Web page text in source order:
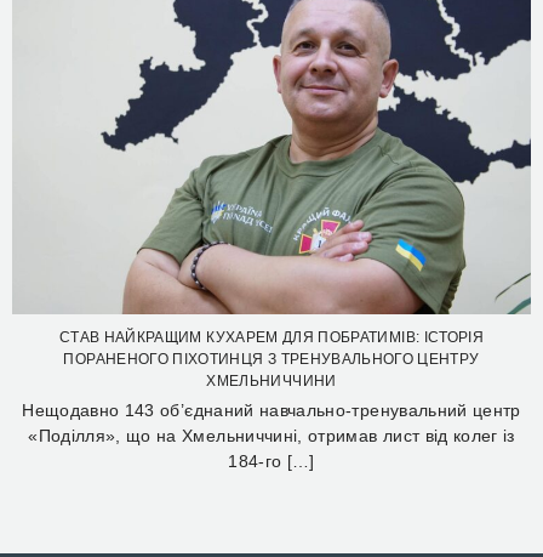
СТАВ НАЙКРАЩИМ КУХАРЕМ ДЛЯ ПОБРАТИМІВ: ІСТОРІЯ
ПОРАНЕНОГО ПІХОТИНЦЯ З ТРЕНУВАЛЬНОГО ЦЕНТРУ
ХМЕЛЬНИЧЧИНИ
Нещодавно 143 об’єднаний навчально-тренувальний центр
«Поділля», що на Хмельниччині, отримав лист від колег із
184-го […]